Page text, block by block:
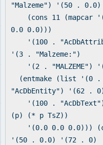
"Malzeme") '(50 .
(cons 11 (mapcar
0.0 0.0)))
'(100 .
'(3 . "Malzeme:")
'(2 . "MALZEME")
(entmake (list '(0 .
"AcDbEntity") '(62 .
'(100 . "AcDbText")
(p) (* p TsZ))
'(0.0 0.0 0.0)))
'(50 . 0.0) '(72 . 0)